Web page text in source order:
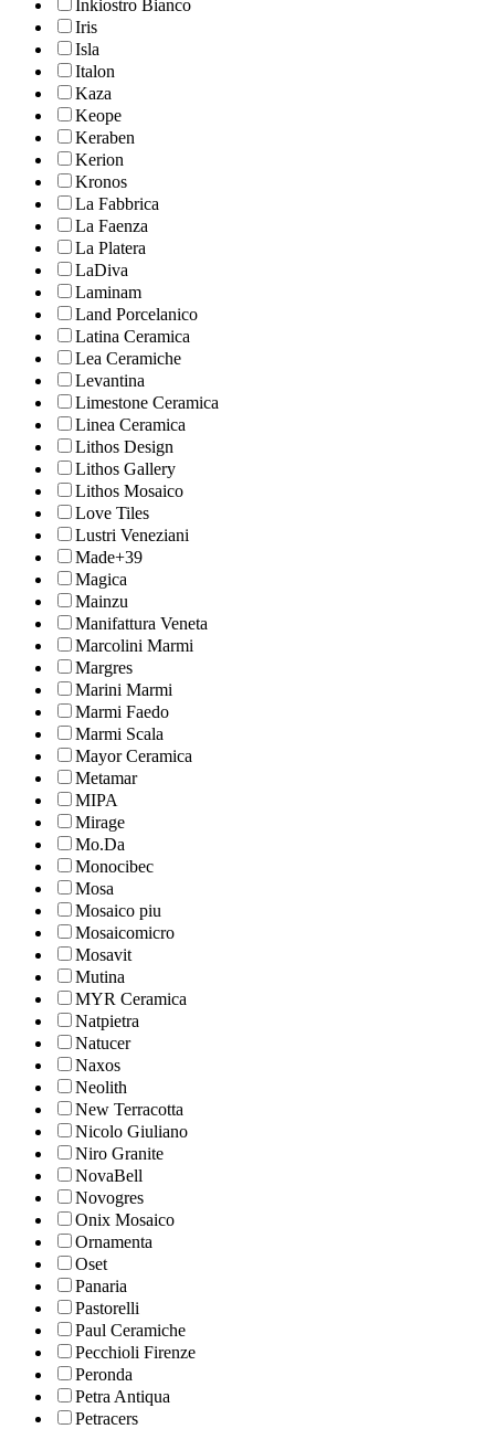
Inkiostro Bianco
Iris
Isla
Italon
Kaza
Keope
Keraben
Kerion
Kronos
La Fabbrica
La Faenza
La Platera
LaDiva
Laminam
Land Porcelanico
Latina Ceramica
Lea Ceramiche
Levantina
Limestone Ceramica
Linea Ceramica
Lithos Design
Lithos Gallery
Lithos Mosaico
Love Tiles
Lustri Veneziani
Made+39
Magica
Mainzu
Manifattura Veneta
Marcolini Marmi
Margres
Marini Marmi
Marmi Faedo
Marmi Scala
Mayor Ceramica
Metamar
MIPA
Mirage
Mo.Da
Monocibec
Mosa
Mosaico piu
Mosaicomicro
Mosavit
Mutina
MYR Ceramica
Natpietra
Natucer
Naxos
Neolith
New Terracotta
Nicolo Giuliano
Niro Granite
NovaBell
Novogres
Onix Mosaico
Ornamenta
Oset
Panaria
Pastorelli
Paul Ceramiche
Pecchioli Firenze
Peronda
Petra Antiqua
Petracers